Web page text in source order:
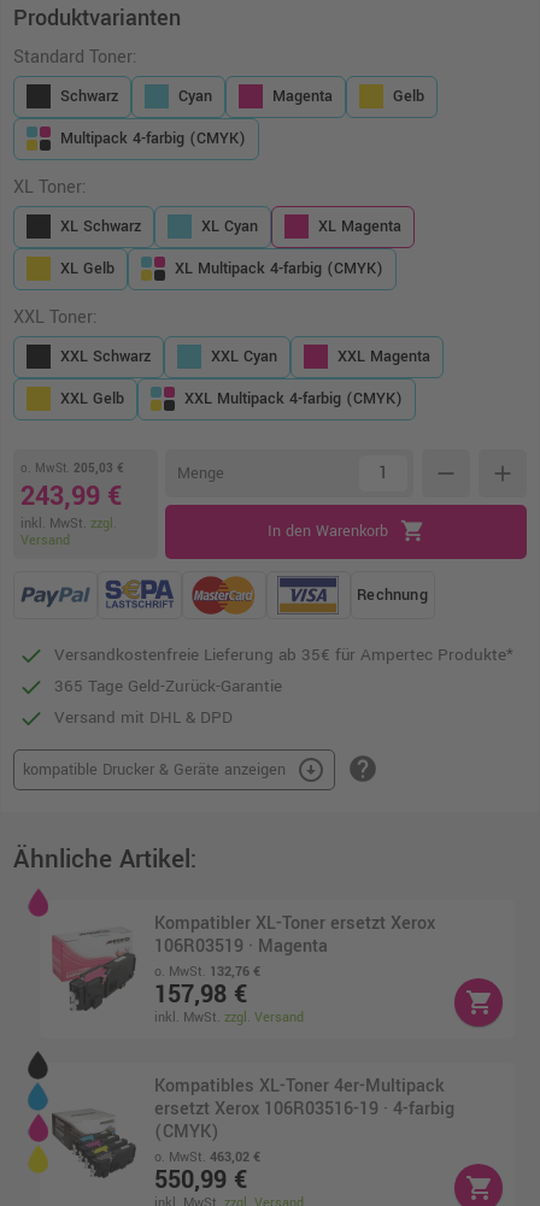
Produktvarianten
Standard Toner:
Schwarz Cyan Magenta
Gelb
Multipack 4-farbig (CMYK)
XL Toner:
XL Schwarz XL Cyan
XL Magenta
XL Gelb
XL Multipack 4-farbig (CMYK)
XXL Toner:
XXL Schwarz XXL Cyan
XXL Magenta
XXL Gelb
XXL Multipack 4-farbig (CMYK)
o. MwSt. 205,03 €
243,99 €
inkl. MwSt. zzgl.
Versand
Menge remove add
In den Warenkorb shopping_cart
Rechnung
Versandkostenfreie Lieferung ab 35€ für Ampertec Produkte*
365 Tage Geld-Zurück-Garantie
Versand mit DHL & DPD
kompatible Drucker & Geräte anzeigen arrow_circle_down help
Ähnliche Artikel:
Kompatibler XL-Toner ersetzt Xerox
106R03519 · Magenta
o. MwSt. 132,76 €
157,98 €
inkl. MwSt.zzgl. Versand
shopping_cart
Kompatibles XL-Toner 4er-Multipack
ersetzt Xerox 106R03516-19 · 4-farbig
(CMYK)
o. MwSt.463,02 €
550,99 € shopping_cart